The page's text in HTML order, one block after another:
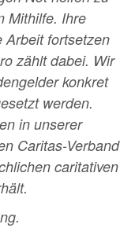
Mithilfe. Ihre
Arbeit fortsetzen
zählt dabei. Wir
konkret
werden.
in unserer
Caritas-Verband
caritativen